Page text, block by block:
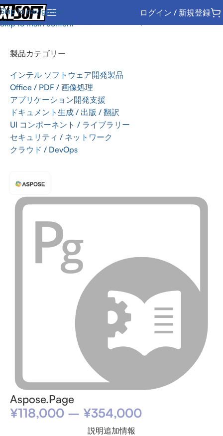
Skip to navigation
Skip to main content
ログイン / 新規登録
ホーム/Office / PDF / 画像処理
製品カテゴリー
インテル ソフトウェア開発製品
Office / PDF / 画像処理
アプリケーション開発支援
ドキュメント生成 / 出版 / 翻訳
UI コンポーネント / ライブラリー
セキュリティ / ネットワーク
クラウド / DevOps
Aspose.Page
¥118,000 – ¥354,000
説明追加情報